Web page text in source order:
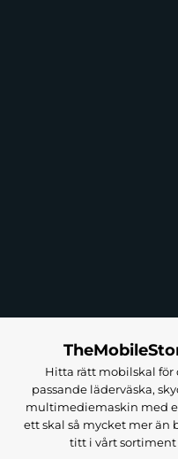
Hitta rätt mobilskal för
passande läderväska,
multimediemaskin med
ett skal så mycket mer än
titt i vårt